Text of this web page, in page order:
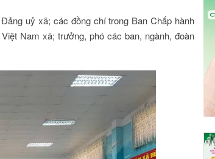
uỷ xã; các đồng chí trong Ban Chấp hành
Nam xã; trưởng, phó các ban, ngành, đoàn